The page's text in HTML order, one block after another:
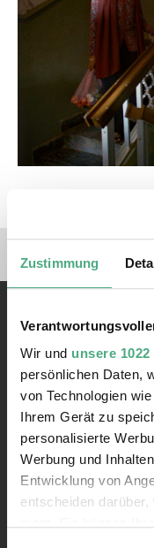
Zustimmung
Wir und unsere
persönlichen Daten,
von Technologien
Ihrem Gerät zu
personalisierte
Werbung und
Entwicklung von
entscheiden
Goodbye Julia
Kontakt
Rathausstraße 75 – 79
66333 Völklingen
Telefon: +49 6898 9100
Telefax: +49 6898 9100
mail@voelklinger-